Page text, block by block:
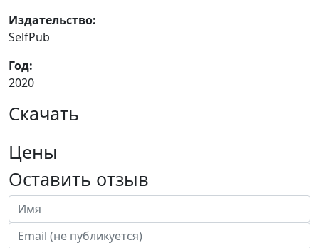
Издательство:
SelfPub
Год:
2020
Скачать
Цены
Оставить отзыв